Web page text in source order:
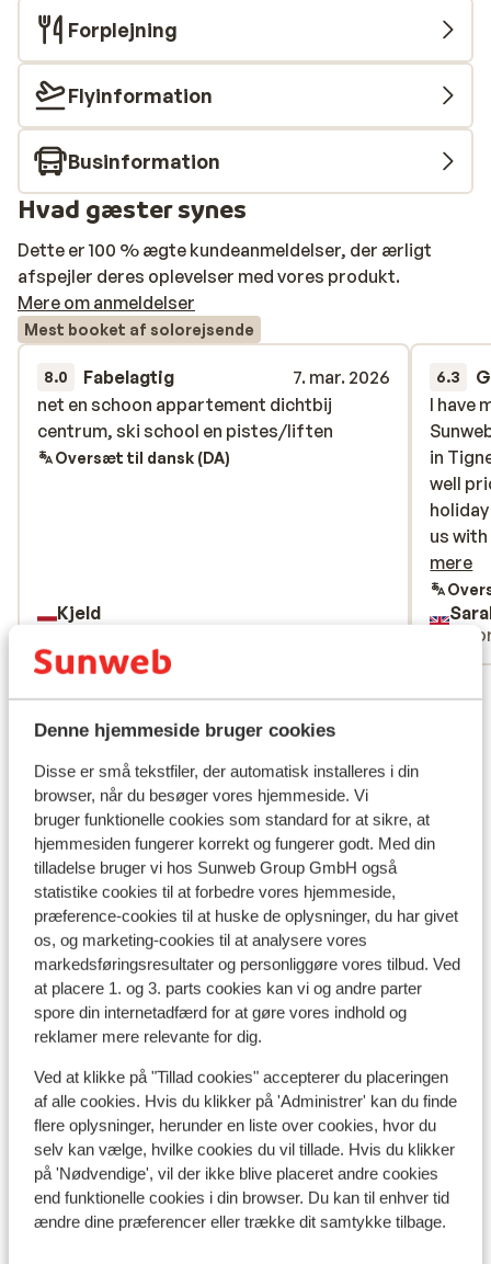
Denne hjemmeside bruger cookies
Disse er små tekstfiler, der automatisk installeres i din
browser, når du besøger vores hjemmeside. Vi
bruger funktionelle cookies som standard for at sikre, at
hjemmesiden fungerer korrekt og fungerer godt. Med din
tilladelse bruger vi hos Sunweb Group GmbH også
statistike cookies til at forbedre vores hjemmeside,
præference-cookies til at huske de oplysninger, du har givet
os, og marketing-cookies til at analysere vores
markedsføringsresultater og personliggøre vores tilbud. Ved
at placere 1. og 3. parts cookies kan vi og andre parter
spore din internetadfærd for at gøre vores indhold og
reklamer mere relevante for dig.
Ved at klikke på "Tillad cookies" accepterer du placeringen
af alle cookies. Hvis du klikker på 'Administrer' kan du finde
flere oplysninger, herunder en liste over cookies, hvor du
selv kan vælge, hvilke cookies du vil tillade. Hvis du klikker
på 'Nødvendige', vil der ikke blive placeret andre cookies
end funktionelle cookies i din browser. Du kan til enhver tid
ændre dine præferencer eller trække dit samtykke tilbage.
Forplejning
Flyinformation
Businformation
Hvad gæster synes
Dette er 100 % ægte kundeanmeldelser, der ærligt
afspejler deres oplevelser med vores produkt.
Mere om anmeldelser
Mest booket af solorejsende
8.0 Fabelagtig
7. mar. 2026
net en schoon appartement dichtbij
centrum, ski school en pistes/liften
net en schoon appartement dichtbij
centrum, ski school en pistes/liften
Oversæt til dansk (DA)
Kjeld
6.3
I have
in
well
us
super
pretty
room.
Tignes
I have
in
well
us
mere
Liftkort/skileje/undervisning
Liftkort
Undervisning
Skileje
Andre overnatningssteder i Tignes -
Val d'Isère
Hotel Voulezvous
Chalet Skadi - ekstra lejligheder
Residence Le Taos